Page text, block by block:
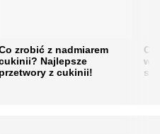
zrobić z nadmiarem
Najlepsze
przetwory z cukinii!
w